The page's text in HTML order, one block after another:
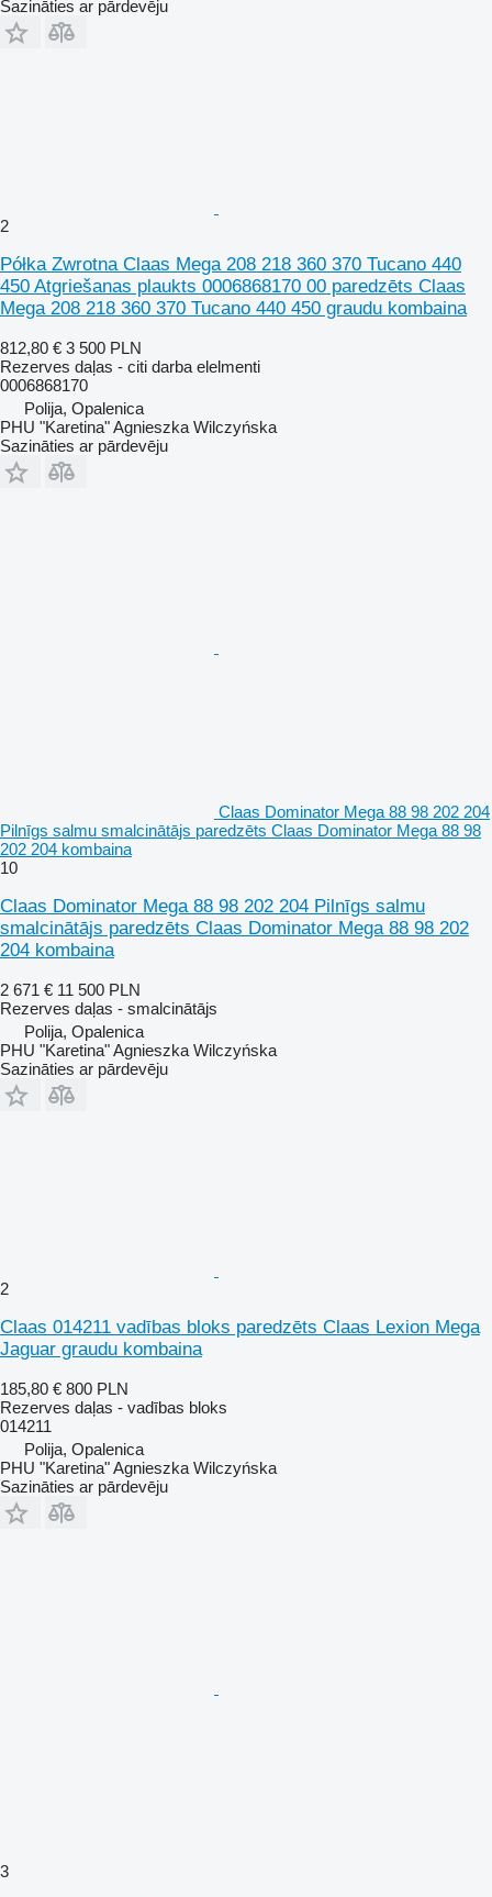
Sazināties ar pārdevēju
2
Półka Zwrotna Claas Mega 208 218 360 370 Tucano 440
450 Atgriešanas plaukts 0006868170 00 paredzēts Claas
Mega 208 218 360 370 Tucano 440 450 graudu kombaina
812,80 € 3 500 PLN
Rezerves daļas - citi darba elelmenti
0006868170
Polija, Opalenica
PHU "Karetina" Agnieszka Wilczyńska
Sazināties ar pārdevēju
Claas Dominator Mega 88 98 202 204
Pilnīgs salmu smalcinātājs paredzēts Claas Dominator Mega 88 98
202 204 kombaina
10
Claas Dominator Mega 88 98 202 204 Pilnīgs salmu
smalcinātājs paredzēts Claas Dominator Mega 88 98 202
204 kombaina
2 671 € 11 500 PLN
Rezerves daļas - smalcinātājs
Polija, Opalenica
PHU "Karetina" Agnieszka Wilczyńska
Sazināties ar pārdevēju
2
Claas 014211 vadības bloks paredzēts Claas Lexion Mega
Jaguar graudu kombaina
185,80 € 800 PLN
Rezerves daļas - vadības bloks
014211
Polija, Opalenica
PHU "Karetina" Agnieszka Wilczyńska
Sazināties ar pārdevēju
3